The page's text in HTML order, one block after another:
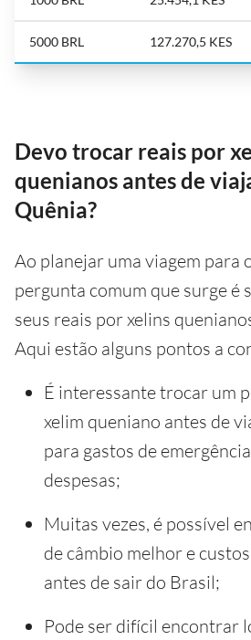
5000 BRL 127.270,5 KES
Devo trocar reais por
quenianos antes de
Quênia?
Ao planejar uma viagem para
pergunta comum que surge é
seus reais por xelins
Aqui estão alguns pontos a
É interessante trocar um
xelim queniano antes de
para gastos de
despesas;
Muitas vezes, é possível
de câmbio melhor e
antes de sair do Brasil;
Pode ser difícil encontrar